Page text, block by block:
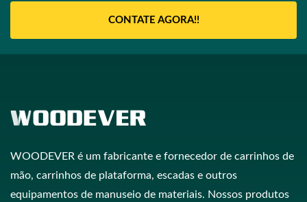
CONTATE AGORA!!
WOODEVER é um fabricante e fornecedor de carrinhos de
mão, carrinhos de plataforma, escadas e outros
equipamentos de manuseio de materiais. Nossos produtos